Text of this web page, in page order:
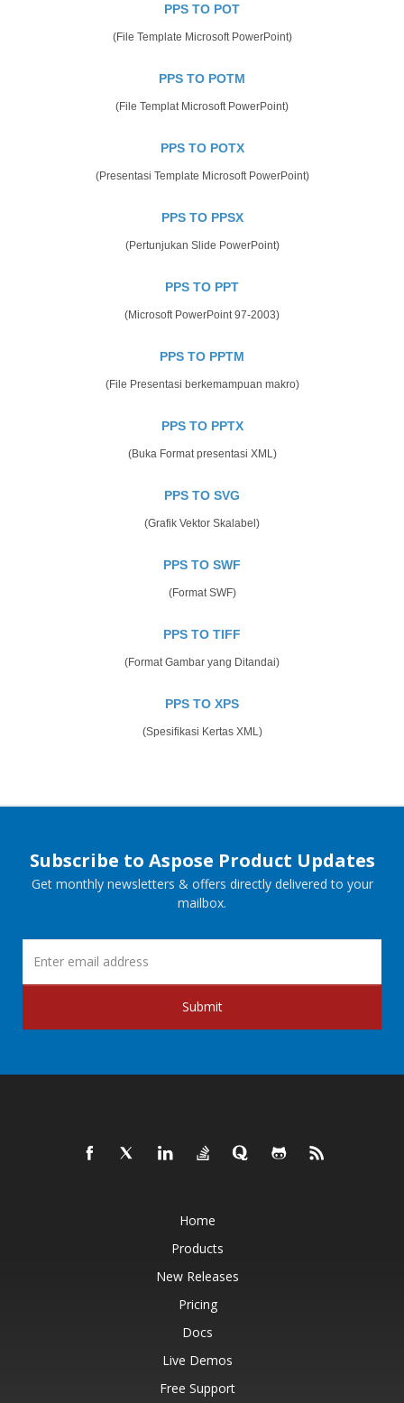
PPS TO POT
(File Template Microsoft PowerPoint)
PPS TO POTM
(File Templat Microsoft PowerPoint)
PPS TO POTX
(Presentasi Template Microsoft PowerPoint)
PPS TO PPSX
(Pertunjukan Slide PowerPoint)
PPS TO PPT
(Microsoft PowerPoint 97-2003)
PPS TO PPTM
(File Presentasi berkemampuan makro)
PPS TO PPTX
(Buka Format presentasi XML)
PPS TO SVG
(Grafik Vektor Skalabel)
PPS TO SWF
(Format SWF)
PPS TO TIFF
(Format Gambar yang Ditandai)
PPS TO XPS
(Spesifikasi Kertas XML)
Subscribe to Aspose Product Updates
Get monthly newsletters & offers directly delivered to your
mailbox.
Submit
Home
Products
New Releases
Pricing
Docs
Live Demos
Free Support